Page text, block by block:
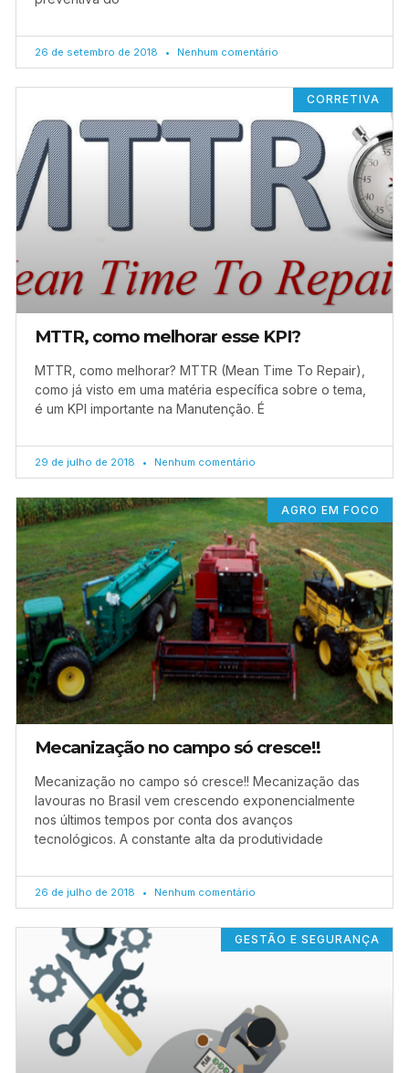
26 de setembro de 2018 Nenhum comentário
CORRETIVA
MTTR, como melhorar esse KPI?
MTTR, como melhorar? MTTR (Mean Time To Repair),
como já visto em uma matéria específica sobre o tema,
é um KPI importante na Manutenção. É
29 de julho de 2018 Nenhum comentário
AGRO EM FOCO
Mecanização no campo só cresce!!
Mecanização no campo só cresce!! Mecanização das
lavouras no Brasil vem crescendo exponencialmente
nos últimos tempos por conta dos avanços
tecnológicos. A constante alta da produtividade
26 de julho de 2018 Nenhum comentário
GESTÃO E SEGURANÇA